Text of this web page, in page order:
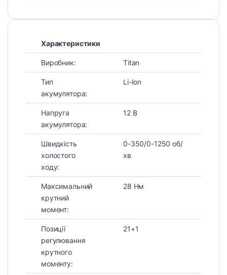
Характеристики
Виробник: Titan
Тип
акумулятора:
Li-Ion
Напруга
акумулятора:
12 В
Швидкість
холостого
ходу:
0-350/0-1250 об/
хв
Максимальний
крутний
момент:
28 Нм
Позиції
регулювання
крутного
моменту:
21+1